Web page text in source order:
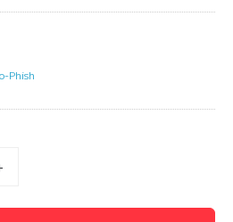
Phish